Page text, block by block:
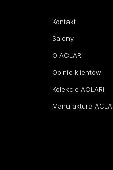
Kontakt
Salony
O ACLARI
Opinie klientów
Kolekcje ACLARI
Manufaktura